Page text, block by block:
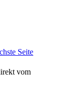
Seite
vom